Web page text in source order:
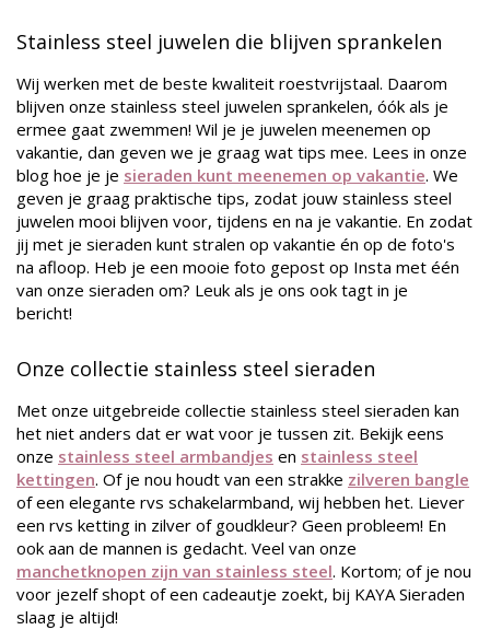
Stainless steel juwelen die blijven sprankelen
Wij werken met de beste kwaliteit roestvrijstaal. Daarom
blijven onze stainless steel juwelen sprankelen, óók als je
ermee gaat zwemmen! Wil je je juwelen meenemen op
vakantie, dan geven we je graag wat tips mee. Lees in onze
blog hoe je je sieraden kunt meenemen op vakantie. We
geven je graag praktische tips, zodat jouw stainless steel
juwelen mooi blijven voor, tijdens en na je vakantie. En zodat
jij met je sieraden kunt stralen op vakantie én op de foto's
na afloop. Heb je een mooie foto gepost op Insta met één
van onze sieraden om? Leuk als je ons ook tagt in je
bericht!
Onze collectie stainless steel sieraden
Met onze uitgebreide collectie stainless steel sieraden kan
het niet anders dat er wat voor je tussen zit. Bekijk eens
onze stainless steel armbandjes en stainless steel
kettingen. Of je nou houdt van een strakke zilveren bangle
of een elegante rvs schakelarmband, wij hebben het. Liever
een rvs ketting in zilver of goudkleur? Geen probleem! En
ook aan de mannen is gedacht. Veel van onze
manchetknopen zijn van stainless steel. Kortom; of je nou
voor jezelf shopt of een cadeautje zoekt, bij KAYA Sieraden
slaag je altijd!